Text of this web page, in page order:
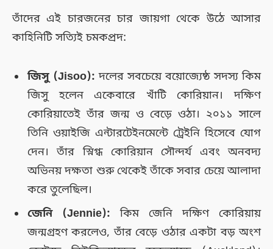
তাঁদের এই চারজনের চার জায়গা থেকে উঠে আসার
কাহিনিটি সত্যিই চমকপ্রদ:
জিসু (Jisoo): দলের সবচেয়ে বয়োজ্যেষ্ঠ সদস্য কিম
জিসু হলেন একেবারে খাঁটি কোরিয়ান। দক্ষিণ
কোরিয়াতেই তাঁর জন্ম ও বেড়ে ওঠা। ২০১১ সালে
তিনি ওয়াইজি এন্টারটেইনমেন্টে ট্রেইনি হিসেবে যোগ
দেন। তাঁর স্নিগ্ধ কোরিয়ান সৌন্দর্য এবং অনবদ্য
অভিনয় দক্ষতা শুরু থেকেই তাঁকে সবার চেয়ে আলাদা
করে তুলেছিল।
জেনি (Jennie): কিম জেনি দক্ষিণ কোরিয়ায়
জন্মগ্রহণ করলেও, তাঁর বেড়ে ওঠার একটা বড় অংশ